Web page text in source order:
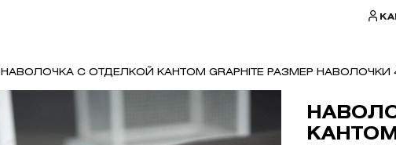
НАВОЛОЧКА С ОТДЕЛКОЙ КАНТОМ GRAPHITE РАЗМЕР НАВОЛОЧКИ
КАНТОМ